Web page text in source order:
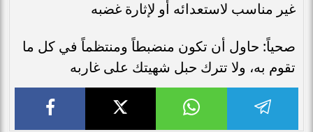
غير مناسب لاستعدائه أو لإثارة غضبه
صحياً: حاول أن تكون منضبطاً ومنتظماً في كل ما
تقوم به، ولا تترك حبل شهيتك على غاربه